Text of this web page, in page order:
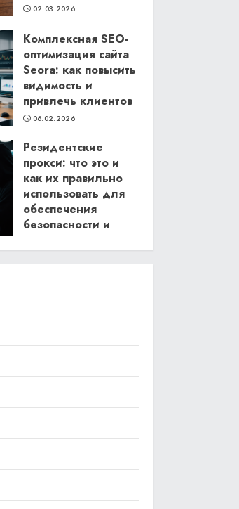
02.03.2026
Комплексная SEO-
оптимизация сайта
Seora: как повысить
видимость и
привлечь клиентов
06.02.2026
Резидентские
прокси: что это и
как их правильно
использовать для
обеспечения
безопасности и